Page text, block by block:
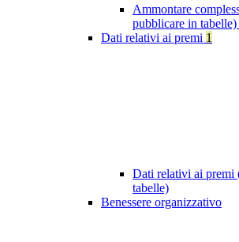
Ammontare
pubblicare in tabelle)
Dati relativi ai premi 1
Dati relativi ai premi
tabelle)
Benessere organizzativo